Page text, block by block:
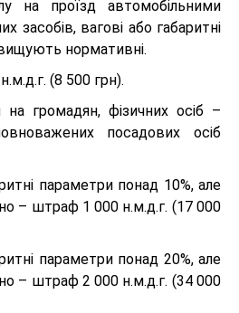
на проїзд автомобільними
засобів, вагові або габаритні
нормативні.
(8 500 грн).
громадян, фізичних осіб –
посадових осіб
параметри понад 10%, але
– штраф 1 000 н.м.д.г. (17 000
параметри понад 20%, але
– штраф 2 000 н.м.д.г. (34 000